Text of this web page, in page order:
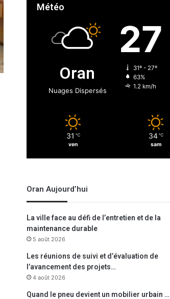
Météo
Oran
Nuages Dispersés
27
31º - 27º
63%
1.2 km/h
31 ℃
ven
34 ℃
sam
Oran Aujourd’hui
La ville face au défi de l’entretien et de la
maintenance durable
5 août 2026
Les réunions de suivi et d’évaluation de
l’avancement des projets…
4 août 2026
Quand le pneu devient un mobilier urbain …